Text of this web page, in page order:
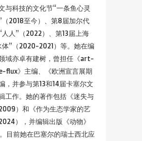
与科技的文化节“一条鱼心灵
（2018至今）、第8届加尔代
人人”（2022）、第13届上海
体”（2020-2021）等。她在编
域亦卓有建树，曾担任《art-
flux》主编、《欧洲宣言展期
，并参与第13和14届卡塞尔文
工作。她的著作包括《迷失与
）和《作为生态学家的艺
），并编辑出版《动物》
。目前她在巴塞尔的瑞士西北应